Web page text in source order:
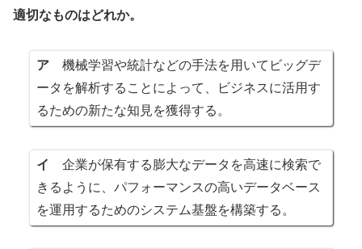
適切なものはどれか。
ア 機械学習や統計などの手法を用いてビッグデ
ータを解析することによって、ビジネスに活用す
るための新たな知見を獲得する。
イ
企業が保有する膨大なデータを高速に検索で
きるように、パフォーマンスの高いデータベース
を運用するためのシステム基盤を構築する。